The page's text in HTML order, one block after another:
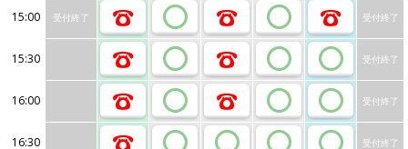
15:00 受付終了 受付終了
15:30 受付終了
16:00 受付終了
16:30 受付終了